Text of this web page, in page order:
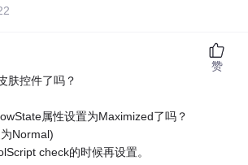
肤控件了吗？
属性设置为Maximized了吗？
Normal)
check的时候再设置。
赞